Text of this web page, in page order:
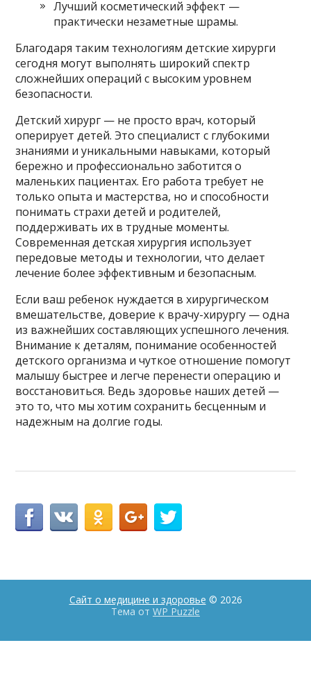
Лучший косметический эффект —
практически незаметные шрамы.
Благодаря таким технологиям детские хирурги
сегодня могут выполнять широкий спектр
сложнейших операций с высоким уровнем
безопасности.
Детский хирург — не просто врач, который
оперирует детей. Это специалист с глубокими
знаниями и уникальными навыками, который
бережно и профессионально заботится о
маленьких пациентах. Его работа требует не
только опыта и мастерства, но и способности
понимать страхи детей и родителей,
поддерживать их в трудные моменты.
Современная детская хирургия использует
передовые методы и технологии, что делает
лечение более эффективным и безопасным.
Если ваш ребенок нуждается в хирургическом
вмешательстве, доверие к врачу-хирургу — одна
из важнейших составляющих успешного лечения.
Внимание к деталям, понимание особенностей
детского организма и чуткое отношение помогут
малышу быстрее и легче перенести операцию и
восстановиться. Ведь здоровье наших детей —
это то, что мы хотим сохранить бесценным и
надежным на долгие годы.
Сайт о медицине и здоровье © 2026
Тема от WP Puzzle